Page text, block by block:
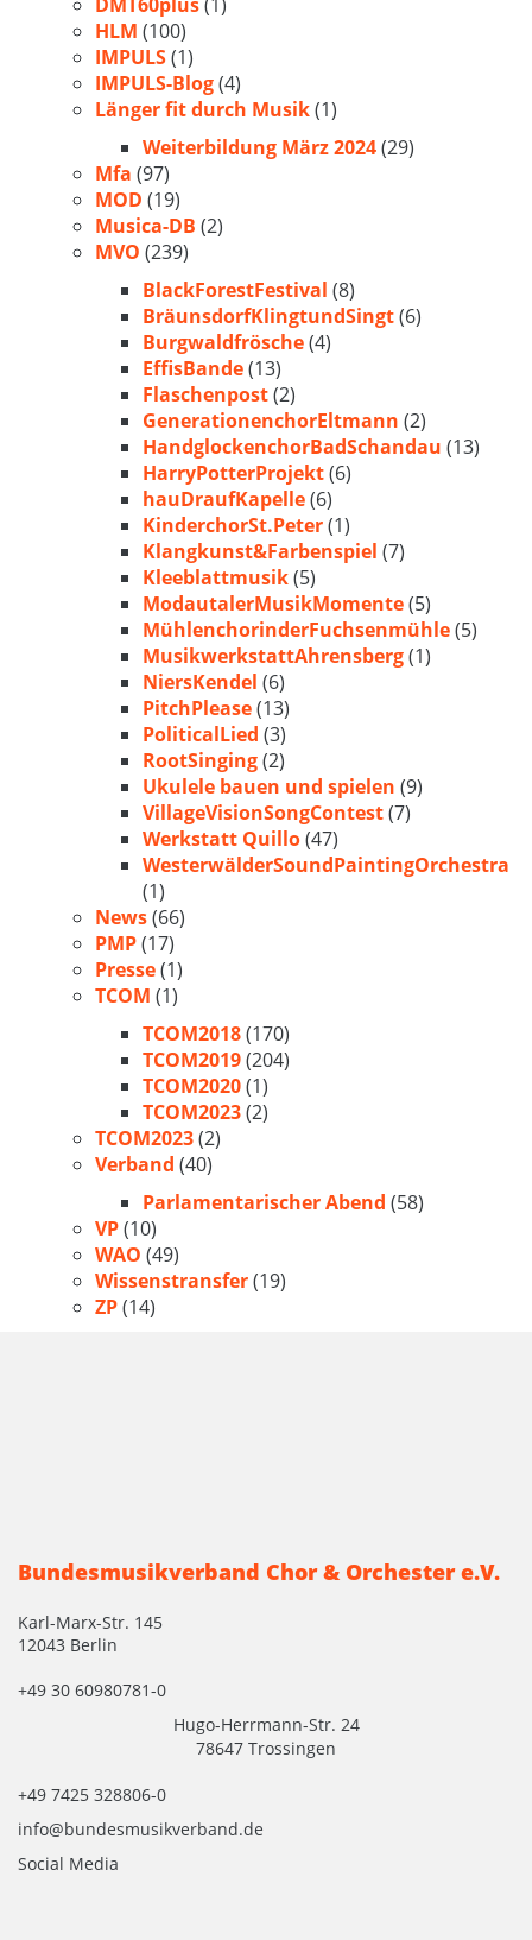
HLM (100)
IMPULS(1)
IMPULS-Blog(4)
Länger fit durch Musik(1)
Weiterbildung März 2024(29)
Mfa (97)
MOD (19)
Musica-DB (2)
MVO (239)
BlackForestFestival (8)
BräunsdorfKlingtundSingt(6)
Burgwaldfrösche(4)
EffisBande(13)
Flaschenpost(2)
GenerationenchorEltmann (2)
HandglockenchorBadSchandau (13)
HarryPotterProjekt(6)
hauDraufKapelle(6)
KinderchorSt.Peter(1)
Klangkunst&Farbenspiel (7)
Kleeblattmusik(5)
ModautalerMusikMomente(5)
MühlenchorinderFuchsenmühle(5)
MusikwerkstattAhrensberg(1)
NiersKendel (6)
PitchPlease(13)
PoliticalLied (3)
RootSinging(2)
Ukulele bauen und spielen (9)
VillageVisionSongContest(7)
Werkstatt Quillo(47)
WesterwälderSoundPaintingOrchestra
(1)
News(66)
PMP(17)
Presse(1)
TCOM (1)
TCOM2018(170)
TCOM2019(204)
TCOM2020(1)
TCOM2023(2)
TCOM2023(2)
Verband (40)
Parlamentarischer Abend (58)
VP(10)
WAO (49)
Wissenstransfer(19)
ZP(14)
Bundesmusikverband Chor & Orchester e.V.
Karl-Marx-Str. 145
12043 Berlin
+49 30 60980781-0
Hugo-Herrmann-Str. 24
78647 Trossingen
+49 7425 328806-0
info@bundesmusikverband.de
Social Media